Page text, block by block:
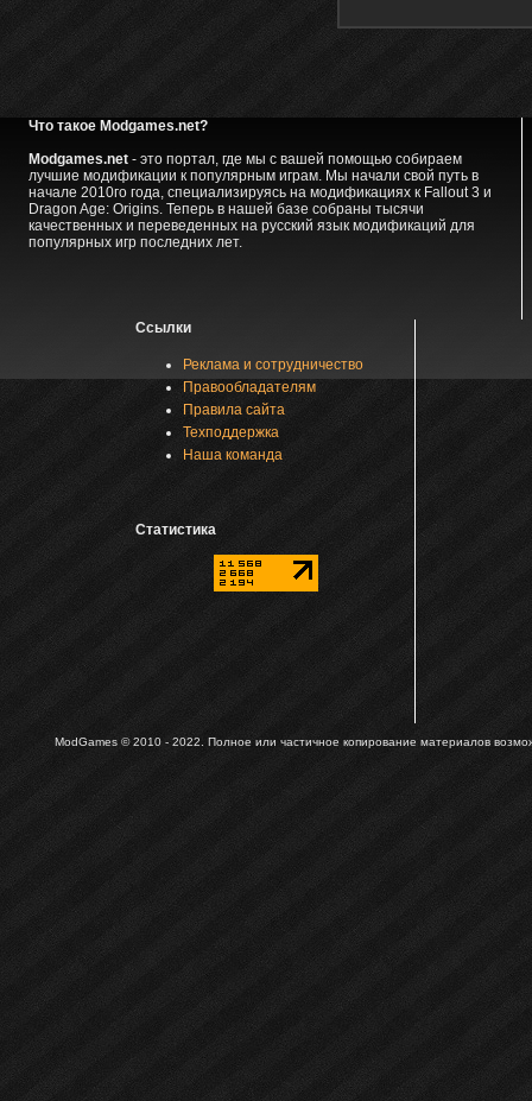
Что такое Modgames.net?
Modgames.net- это портал, где мы с вашей помощью собираем
лучшие модификации к популярным играм. Мы начали свой путь в
начале 2010го года, специализируясь на модификациях к Fallout 3 и
Dragon Age: Origins. Теперь в нашей базе собраны тысячи
качественных и переведенных на русский язык модификаций для
популярных игр последних лет.
Ссылки
Реклама и сотрудничество
Правообладателям
Правила сайта
Техподдержка
Наша команда
Статистика
ModGames © 2010 - 2022. Полное или частичное копирование материалов